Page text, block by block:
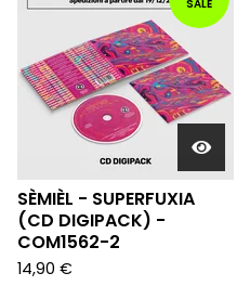
SALE
SÈMIÈL - SUPERFUXIA
(CD DIGIPACK) -
COM1562-2
14,90 €